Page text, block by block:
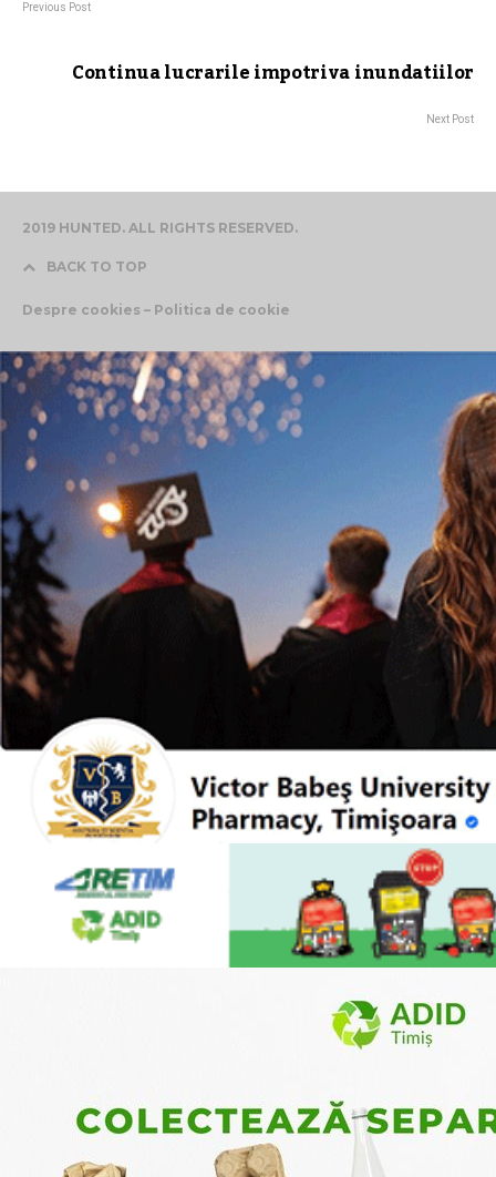
Previous Post
Continua lucrarile impotriva inundatiilor
Next Post
2019 HUNTED. ALL RIGHTS RESERVED.
BACK TO TOP
Despre cookies – Politica de cookie